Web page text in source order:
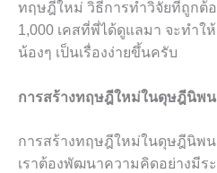
ทฤษฎีใหม่ วิธีการทำวิจัยที่ถูกต้
1,000 เคสที่พี่ได้ดูแลมา จะทำ
น้องๆ เป็นเรื่องง่ายขึ้นครับ
การสร้างทฤษฎีใหม่ในดุษฎีนิพน
การสร้างทฤษฎีใหม่ในดุษฎีนิพ
เราต้องพัฒนาความคิดอย่างมีร